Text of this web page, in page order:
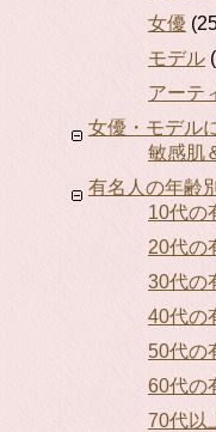
女優
モデル
アーテ
女優・モデル
敏感肌
有名人の年齢別
10代の
20代の
30代の
40代の
50代の
60代の
70代以